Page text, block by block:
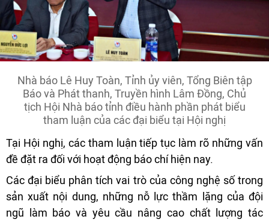
Nhà báo Lê Huy Toàn, Tỉnh ủy viên, Tổng Biên tập
Báo và Phát thanh, Truyền hình Lâm Đồng, Chủ
tịch Hội Nhà báo tỉnh điều hành phần phát biểu
tham luận của các đại biểu tại Hội nghị
Tại Hội nghị, các tham luận tiếp tục làm rõ những vấn
đề đặt ra đối với hoạt động báo chí hiện nay.
Các đại biểu phân tích vai trò của công nghệ số trong
sản xuất nội dung, những nỗ lực thầm lặng của đội
ngũ làm báo và yêu cầu nâng cao chất lượng tác